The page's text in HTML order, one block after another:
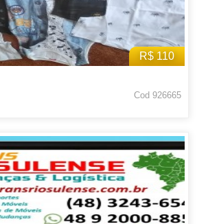
R$ 110
Cod 926665